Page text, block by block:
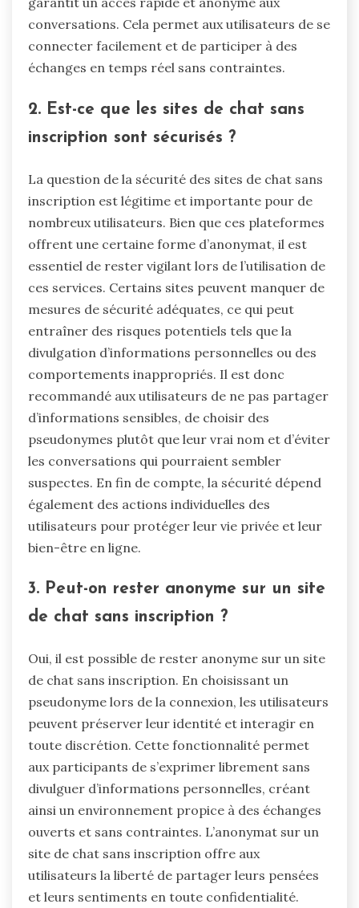
conversations. Cela permet aux utilisateurs de se
connecter facilement et de participer à des
échanges en temps réel sans contraintes.
2. Est-ce que les sites de chat sans
inscription sont sécurisés ?
La question de la sécurité des sites de chat sans
inscription est légitime et importante pour de
nombreux utilisateurs. Bien que ces plateformes
offrent une certaine forme d’anonymat, il est
essentiel de rester vigilant lors de l’utilisation de
ces services. Certains sites peuvent manquer de
mesures de sécurité adéquates, ce qui peut
entraîner des risques potentiels tels que la
divulgation d’informations personnelles ou des
comportements inappropriés. Il est donc
recommandé aux utilisateurs de ne pas partager
d’informations sensibles, de choisir des
pseudonymes plutôt que leur vrai nom et d’éviter
les conversations qui pourraient sembler
suspectes. En fin de compte, la sécurité dépend
également des actions individuelles des
utilisateurs pour protéger leur vie privée et leur
bien-être en ligne.
3. Peut-on rester anonyme sur un site
de chat sans inscription ?
Oui, il est possible de rester anonyme sur un site
de chat sans inscription. En choisissant un
pseudonyme lors de la connexion, les utilisateurs
peuvent préserver leur identité et interagir en
toute discrétion. Cette fonctionnalité permet
aux participants de s’exprimer librement sans
divulguer d’informations personnelles, créant
ainsi un environnement propice à des échanges
ouverts et sans contraintes. L’anonymat sur un
site de chat sans inscription offre aux
utilisateurs la liberté de partager leurs pensées
et leurs sentiments en toute confidentialité.